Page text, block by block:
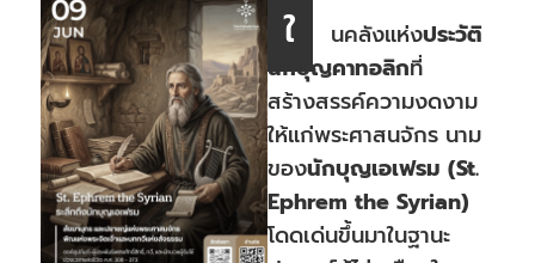
ใ นคลังแห่งประวัติ
นักบุญคาทอลิกที่
สร้างสรรค์ความงดงาม
ให้แก่พระศาสนจักร นาม
ของนักบุญเอเฟรม (St.
Ephrem the Syrian)
โดดเด่นขึ้นมาในฐานะ